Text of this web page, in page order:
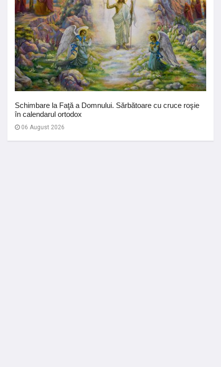
Schimbare la Faţă a Domnului. Sărbătoare cu cruce roşie
în calendarul ortodox
06 August 2026